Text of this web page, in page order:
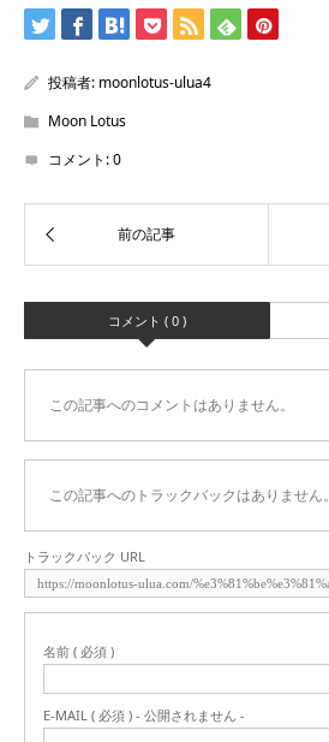
投稿者: moonlotus-ulua4
Moon Lotus
コメント:0
コメント ( 0 )
この記事へのコメントはありません。
この記事へのトラックバックはありません。
トラックバック URL
名前 ( 必須 )
E-MAIL ( 必須 ) - 公開されません -